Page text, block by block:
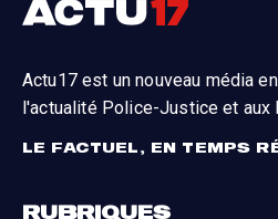
Actu17 est un nouveau média
l'actualité Police-Justice et aux
LE FACTUEL, EN TEMPS
RUBRIQUES